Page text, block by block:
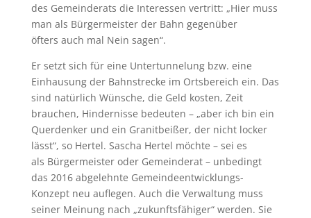
des Gemeinderats die Interessen vertritt: „Hier muss
man als Bürgermeister der Bahn gegenüber
öfters auch mal Nein sagen“.
Er setzt sich für eine Untertunnelung bzw. eine
Einhausung der Bahnstrecke im Ortsbereich ein. Das
sind natürlich Wünsche, die Geld kosten, Zeit
brauchen, Hindernisse bedeuten – „aber ich bin ein
Querdenker und ein Granitbeißer, der nicht locker
lässt“, so Hertel. Sascha Hertel möchte – sei es
als Bürgermeister oder Gemeinderat – unbedingt
das 2016 abgelehnte Gemeindeentwicklungs-
Konzept neu auflegen. Auch die Verwaltung muss
seiner Meinung nach „zukunftsfähiger“ werden. Sie